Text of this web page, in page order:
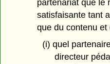
partenariat que le
satisfaisante tant
que du contenu et
(i) quel
directeur